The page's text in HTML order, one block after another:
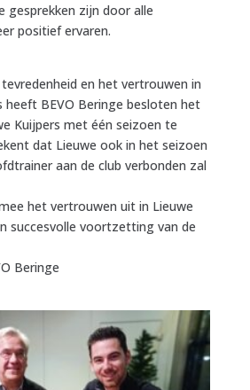
gesprekken zijn door alle
positief ervaren.
en het vertrouwen in
BEVO Beringe besloten het
Kuijpers met één seizoen te
dat Lieuwe ook in het seizoen
aan de club verbonden zal
het vertrouwen uit in Lieuwe
succesvolle voortzetting van de
Beringe